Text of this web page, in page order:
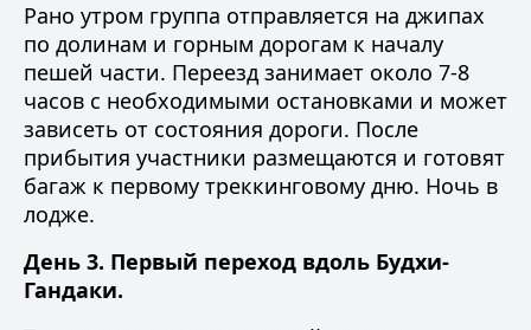
Рано утром группа отправляется на джипах
по долинам и горным дорогам к началу
пешей части. Переезд занимает около 7-8
часов с необходимыми остановками и может
зависеть от состояния дороги. После
прибытия участники размещаются и готовят
багаж к первому треккинговому дню. Ночь в
лодже.
День 3. Первый переход вдоль Будхи-
Гандаки.